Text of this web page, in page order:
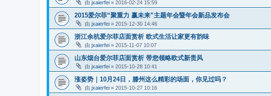
由 jxaierfei » 2016-02-24 15:59
2015爱尔菲“聚重力 赢未来”主题年会暨年会新品发布会
由 jxaierfei » 2015-12-30 14:46
浙江余杭爱尔菲店面赏析 欧式生活让家更有韵味
由 jxaierfei » 2015-11-07 10:07
山东烟台爱尔菲店面赏析 带您领略欧式新贵风
由 jxaierfei » 2015-10-28 10:41
涨姿势｜10月24日，滕州这么精彩的场面，你见过吗？
由 jxaierfei » 2015-10-27 10:16